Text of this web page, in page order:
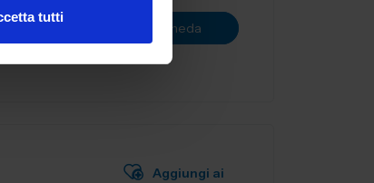
tutti
Vai alla scheda
Aggiungi ai